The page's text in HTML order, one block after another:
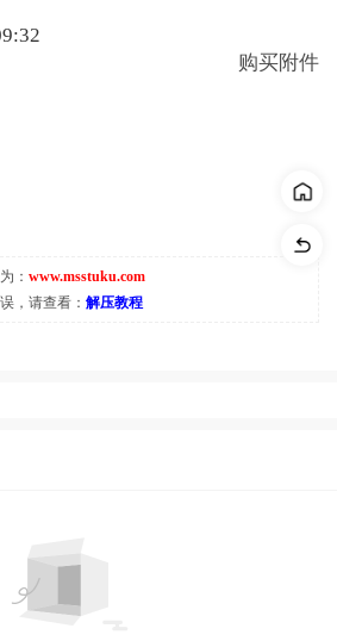
购买附件
： www.msstuku.com
，请查看： 解压教程